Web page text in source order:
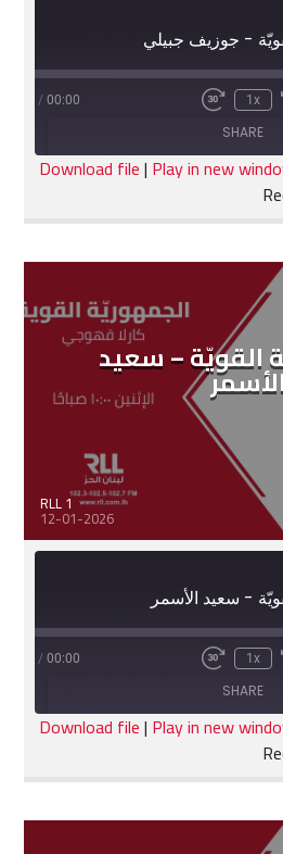
- جوزيف جبيلي
1x
Fast
seconds
00:00
/
SHARE
Download file| Play in new
القويّة – سعيد
RLL 1
12-01-2026
- سعيد الأسمر
1x
Fast
seconds
00:00
/
SHARE
Download file| Play in new